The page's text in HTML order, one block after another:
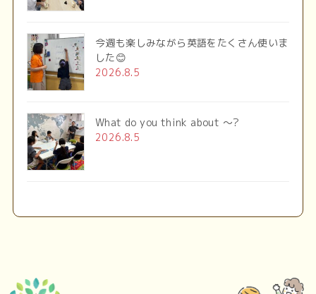
今週も楽しみながら英語をたくさん使いま
した😊
2026.8.5
What do you think about ～?
2026.8.5